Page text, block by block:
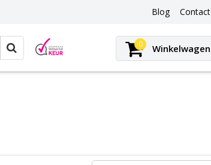
Blog
Blog
Contact
0 Winkelwagen